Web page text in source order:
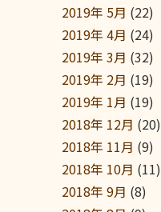
2019年 5月 (22)
2019年 4月 (24)
2019年 3月 (32)
2019年 2月 (19)
2019年 1月 (19)
2018年 12月 (20)
2018年 11月 (9)
2018年 10月 (11)
2018年 9月 (8)